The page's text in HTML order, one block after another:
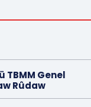
TBMM Genel
Rûdaw